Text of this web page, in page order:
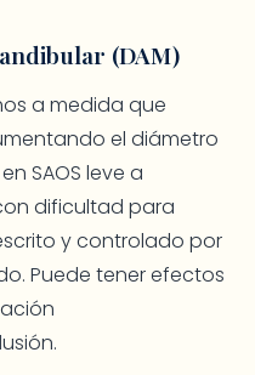
(DAM)
a medida que
el diámetro
SAOS leve a
dificultad para
y controlado por
Puede tener efectos